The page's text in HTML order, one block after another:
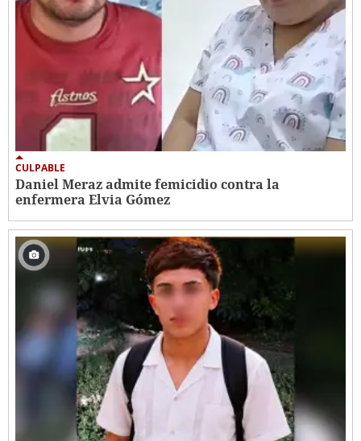
CULPABLE
Daniel Meraz admite femicidio contra la
enfermera Elvia Gómez